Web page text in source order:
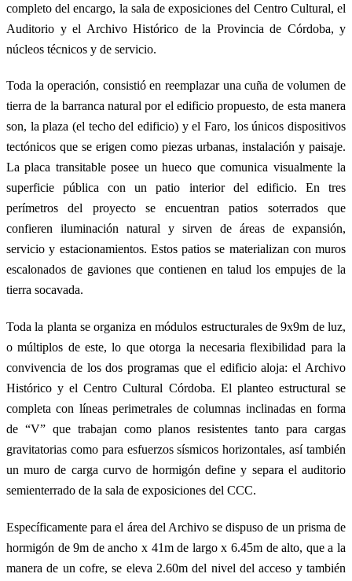
completo del encargo, la sala de exposiciones del Centro Cultural, el
Auditorio y el Archivo Histórico de la Provincia de Córdoba, y
núcleos técnicos y de servicio.
Toda la operación, consistió en reemplazar una cuña de volumen de
tierra de la barranca natural por el edificio propuesto, de esta manera
son, la plaza (el techo del edificio) y el Faro, los únicos dispositivos
tectónicos que se erigen como piezas urbanas, instalación y paisaje.
La placa transitable posee un hueco que comunica visualmente la
superficie pública con un patio interior del edificio. En tres
perímetros del proyecto se encuentran patios soterrados que
confieren iluminación natural y sirven de áreas de expansión,
servicio y estacionamientos. Estos patios se materializan con muros
escalonados de gaviones que contienen en talud los empujes de la
tierra socavada.
Toda la planta se organiza en módulos estructurales de 9x9m de luz,
o múltiplos de este, lo que otorga la necesaria flexibilidad para la
convivencia de los dos programas que el edificio aloja: el Archivo
Histórico y el Centro Cultural Córdoba. El planteo estructural se
completa con líneas perimetrales de columnas inclinadas en forma
de “V” que trabajan como planos resistentes tanto para cargas
gravitatorias como para esfuerzos sísmicos horizontales, así también
un muro de carga curvo de hormigón define y separa el auditorio
semienterrado de la sala de exposiciones del CCC.
Específicamente para el área del Archivo se dispuso de un prisma de
hormigón de 9m de ancho x 41m de largo x 6.45m de alto, que a la
manera de un cofre, se eleva 2.60m del nivel del acceso y también